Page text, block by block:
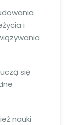
i
się
nauki